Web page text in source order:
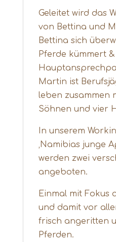
Geleitet wird das
von Bettina und
Bettina sich
Pferde kümmert
Martin ist
leben zusammen
Söhnen und vier
In unserem
‚Namibias junge
werden zwei
angeboten.
Einmal mit Fokus
und damit vor
frisch angeritten
Pferden.